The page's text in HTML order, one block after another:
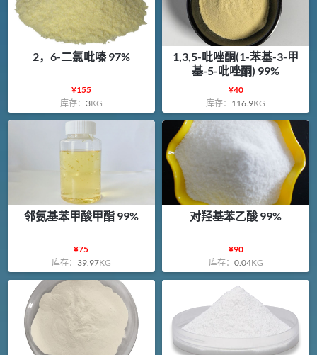
2，6-二氯吡嗪 97%
¥155
库存： 3KG
1,3,5-吡唑酮(1-苯基-3-甲
基-5-吡唑酮) 99%
¥40
库存： 116.9KG
邻氨基苯甲酸甲酯 99%
¥75
库存： 39.97KG
对羟基苯乙酸 99%
¥90
库存： 0.04KG